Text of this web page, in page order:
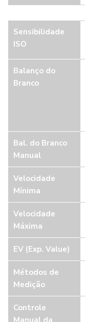
Sensibilidade
ISO
Balanço do
Branco
Bal. do Branco
Manual
Velocidade
Mínima
Velocidade
Máxima
EV (Exp. Value)
Métodos de
Medição
Controle